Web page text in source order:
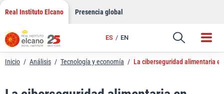
Saltar
contenido
Real Instituto Elcano Presencia global
ES EN
Enlace
Inicio / Análisis / Tecnología y economía / La ciberseguridad alimentaria